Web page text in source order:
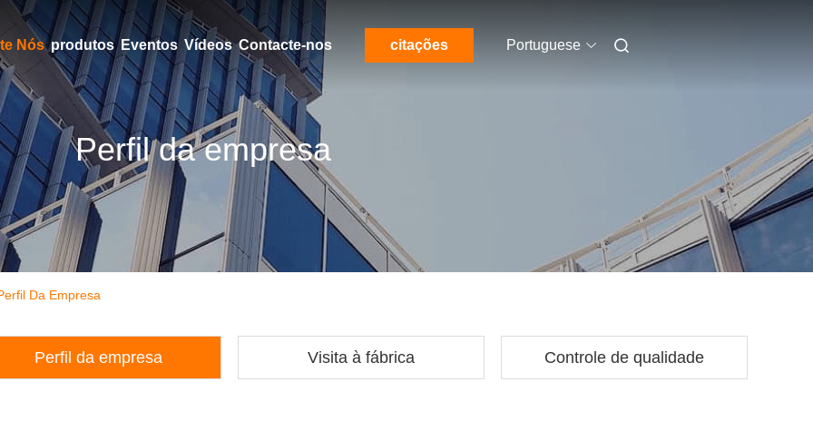
Aproximadamente Nós produtos Eventos Vídeos Contacte-nos citações Portuguese
Perfil da empresa
Da Empresa
Perfil da empresa Visita à fábrica Controle de qualidade